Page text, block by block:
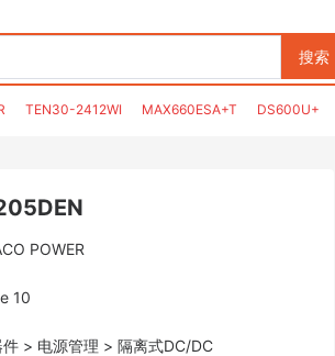
搜索
TEN30-2412WI MAX660ESA+T DS600U+
POWER
10
件 > 电源管理 > 隔离式DC/DC